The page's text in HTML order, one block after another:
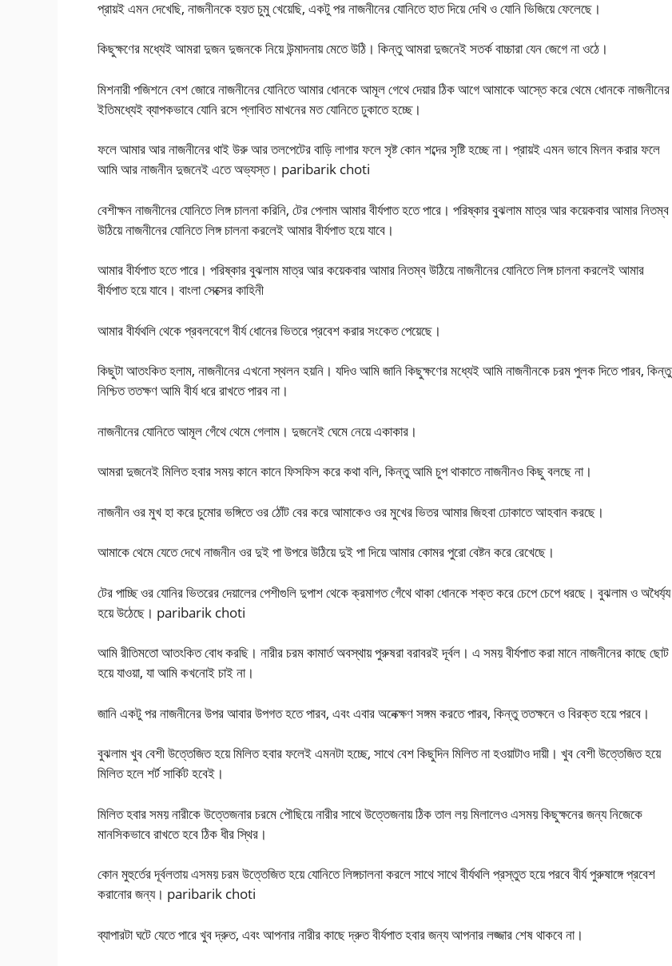
প্রায়ই এমন দেখেছি, নাজনীনকে হয়ত চুমু খেয়েছি, একটু পর নাজনীনের যোনিতে হাত দিয়ে দেখি ও যোনি ভিজিয়ে ফেলেছে।
কিছুক্ষণের মধ্যেই আমরা দুজন দুজনকে নিয়ে উন্মাদনায় মেতে উঠি। কিন্তু আমরা দুজনেই সতর্ক বাচ্চারা যেন জেগে না ওঠে।
মিশনারী পজিশনে বেশ জোরে নাজনীনের যোনিতে আমার ধোনকে আমূল গেথে দেয়ার ঠিক আগে আমাকে আস্তে করে থেমে ধোনকে নাজনীনের
ইতিমধ্যেই ব্যাপকভাবে যোনি রসে প্লাবিত মাখনের মত যোনিতে ঢুকাতে হচ্ছে।
ফলে আমার আর নাজনীনের থাই উরু আর তলপেটের বাড়ি লাগার ফলে সৃষ্ট কোন শব্দের সৃষ্টি হচ্ছে না। প্রায়ই এমন ভাবে মিলন করার ফলে
আমি আর নাজনীন দুজনেই এতে অভ্যস্ত। paribarik choti
বেশীক্ষন নাজনীনের যোনিতে লিঙ্গ চালনা করিনি, টের পেলাম আমার বীর্যপাত হতে পারে। পরিষ্কার বুঝলাম মাত্র আর কয়েকবার আমার নিতম্ব
উঠিয়ে নাজনীনের যোনিতে লিঙ্গ চালনা করলেই আমার বীর্যপাত হয়ে যাবে।
আমার বীর্যপাত হতে পারে। পরিষ্কার বুঝলাম মাত্র আর কয়েকবার আমার নিতম্ব উঠিয়ে নাজনীনের যোনিতে লিঙ্গ চালনা করলেই আমার
বীর্যপাত হয়ে যাবে। বাংলা সেক্সের কাহিনী
আমার বীর্যথলি থেকে প্রবলবেগে বীর্য ধোনের ভিতরে প্রবেশ করার সংকেত পেয়েছে।
কিছুটা আতংকিত হলাম, নাজনীনের এখনো স্থলন হয়নি। যদিও আমি জানি কিছুক্ষণের মধ্যেই আমি নাজনীনকে চরম পুলক দিতে পারব, কিন্তু
নিশ্চিত ততক্ষণ আমি বীর্য ধরে রাখতে পারব না।
নাজনীনের যোনিতে আমূল গেঁথে থেমে গেলাম। দুজনেই ঘেমে নেয়ে একাকার।
আমরা দুজনেই মিলিত হবার সময় কানে কানে ফিসফিস করে কথা বলি, কিন্তু আমি চুপ থাকাতে নাজনীনও কিছু বলছে না।
নাজনীন ওর মুখ হা করে চুমোর ভঙ্গিতে ওর ঠোঁট বের করে আমাকেও ওর মুখের ভিতর আমার জিহবা ঢোকাতে আহবান করছে।
আমাকে থেমে যেতে দেখে নাজনীন ওর দুই পা উপরে উঠিয়ে দুই পা দিয়ে আমার কোমর পুরো বেষ্টন করে রেখেছে।
টের পাচ্ছি ওর যোনির ভিতরের দেয়ালের পেশীগুলি দুপাশ থেকে ক্রমাগত গেঁথে থাকা ধোনকে শক্ত করে চেপে চেপে ধরছে। বুঝলাম ও অধৈর্য্য
হয়ে উঠেছে। paribarik choti
আমি রীতিমতো আতংকিত বোধ করছি। নারীর চরম কামার্ত অবস্থায় পুরুষরা বরাবরই দূর্বল। এ সময় বীর্যপাত করা মানে নাজনীনের কাছে ছোট
হয়ে যাওয়া, যা আমি কখনোই চাই না।
জানি একটু পর নাজনীনের উপর আবার উপগত হতে পারব, এবং এবার অনেক্ক্ষণ সঙ্গম করতে পারব, কিন্তু ততক্ষনে ও বিরক্ত হয়ে পরবে।
বুঝলাম খুব বেশী উত্তেজিত হয়ে মিলিত হবার ফলেই এমনটা হচ্ছে, সাথে বেশ কিছুদিন মিলিত না হওয়াটাও দায়ী। খুব বেশী উত্তেজিত হয়ে
মিলিত হলে শর্ট সার্কিট হবেই।
মিলিত হবার সময় নারীকে উত্তেজনার চরমে পৌছিয়ে নারীর সাথে উত্তেজনায় ঠিক তাল লয় মিলালেও এসময় কিছুক্ষনের জন্য নিজেকে
মানসিকভাবে রাখতে হবে ঠিক ধীর স্থির।
কোন মুহুর্তের দূর্বলতায় এসময় চরম উত্তেজিত হয়ে যোনিতে লিঙ্গচালনা করলে সাথে সাথে বীর্যথলি প্রস্তুত হয়ে পরবে বীর্য পুরুষাঙ্গে প্রবেশ
করানোর জন্য। paribarik choti
ব্যাপারটা ঘটে যেতে পারে খুব দ্রুত, এবং আপনার নারীর কাছে দ্রুত বীর্যপাত হবার জন্য আপনার লজ্জার শেষ থাকবে না।